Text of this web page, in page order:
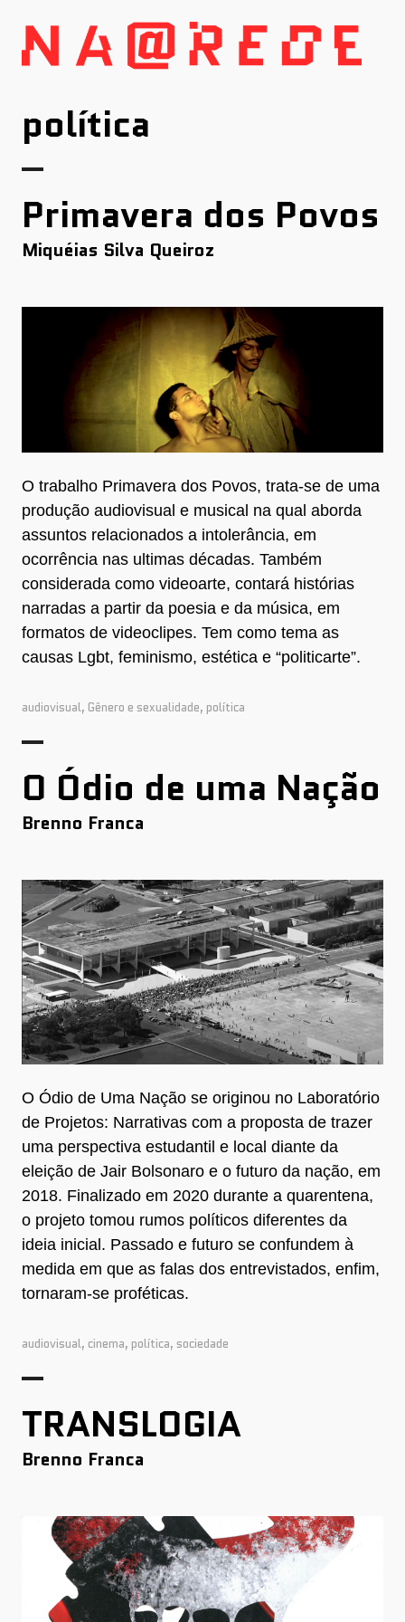
to
content
política
Primavera dos Povos
Miquéias Silva Queiroz
O trabalho Primavera dos Povos, trata-se de uma
produção audiovisual e musical na qual aborda
assuntos relacionados a intolerância, em
ocorrência nas ultimas décadas. Também
considerada como videoarte, contará histórias
narradas a partir da poesia e da música, em
formatos de videoclipes. Tem como tema as
causas Lgbt, feminismo, estética e “politicarte”.
audiovisual, Gênero e sexualidade, política
O Ódio de uma Nação
Brenno Franca
O Ódio de Uma Nação se originou no Laboratório
de Projetos: Narrativas com a proposta de trazer
uma perspectiva estudantil e local diante da
eleição de Jair Bolsonaro e o futuro da nação, em
2018. Finalizado em 2020 durante a quarentena,
o projeto tomou rumos políticos diferentes da
ideia inicial. Passado e futuro se confundem à
medida em que as falas dos entrevistados, enfim,
tornaram-se proféticas.
audiovisual, cinema, política, sociedade
TRANSLOGIA
Brenno Franca